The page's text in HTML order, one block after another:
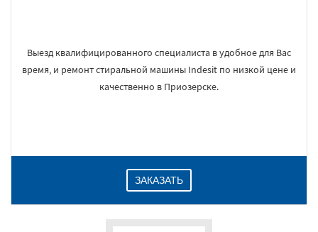
Выезд квалифицированного специалиста в удобное для Вас
время, и ремонт стиральной машины Indesit по низкой цене и
качественно в Приозерске.
ЗАКАЗАТЬ